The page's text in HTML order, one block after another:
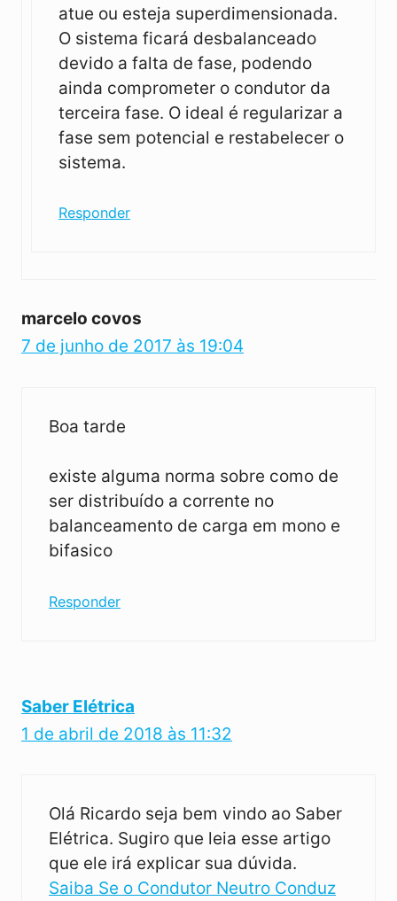
atue ou esteja superdimensionada.
O sistema ficará desbalanceado
devido a falta de fase, podendo
ainda comprometer o condutor da
terceira fase. O ideal é regularizar a
fase sem potencial e restabelecer o
sistema.
Responder
marcelo covos
7 de junho de 2017 às 19:04
Boa tarde
existe alguma norma sobre como de
ser distribuído a corrente no
balanceamento de carga em mono e
bifasico
Responder
Saber Elétrica
1 de abril de 2018 às 11:32
Olá Ricardo seja bem vindo ao Saber
Elétrica. Sugiro que leia esse artigo
que ele irá explicar sua dúvida.
Saiba Se o Condutor Neutro Conduz